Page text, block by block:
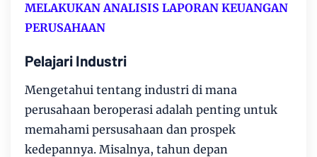
MELAKUKAN ANALISIS LAPORAN KEUANGAN
PERUSAHAAN
Pelajari Industri
Mengetahui tentang industri di mana
perusahaan beroperasi adalah penting untuk
memahami persusahaan dan prospek
kedepannya. Misalnya, tahun depan